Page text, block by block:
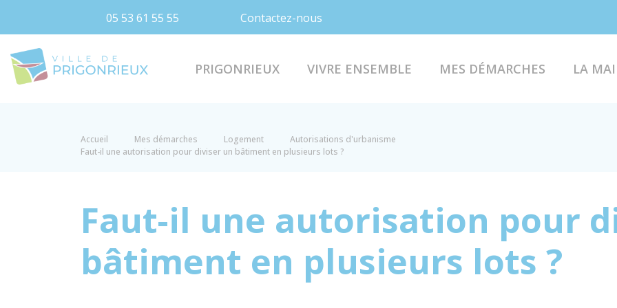
05 53 61 55 55 Contactez-nous
PRIGONRIEUX VIVRE ENSEMBLE MES DÉMARCHES LA
Accueil Mes démarches Logement
Autorisations d'urbanisme
Faut-il une autorisation pour diviser un bâtiment en plusieurs lots ?
Faut-il une autorisation pour
bâtiment en plusieurs lots ?